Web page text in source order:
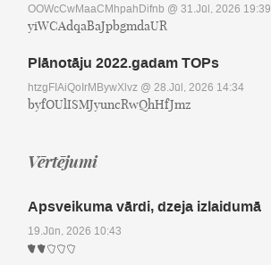
OOWcCwMaaCMhpahDifnb @ 31.Jūl, 2026 19:39
yiWCAdqaBaJpbgmdaUR
Plānotāju 2022.gadam TOPs
htzgFIAiQoIrMBywXlvz @ 28.Jūl, 2026 14:34
byfOUlISMJyuncRwQhHfJmz
Vērtējumi
Apsveikuma vārdi, dzeja izlaidumā
19.Jūn, 2026 10:43